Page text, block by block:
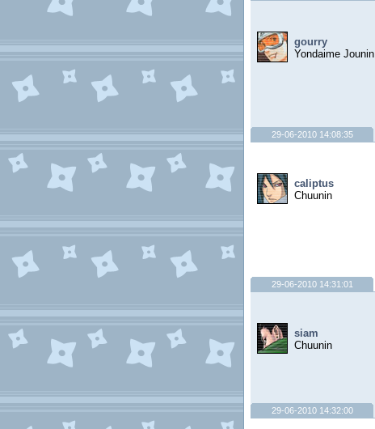
gourry
Yondaime Jounin
29-06-2010 14:08:35
caliptus
Chuunin
29-06-2010 14:31:01
siam
Chuunin
29-06-2010 14:32:00